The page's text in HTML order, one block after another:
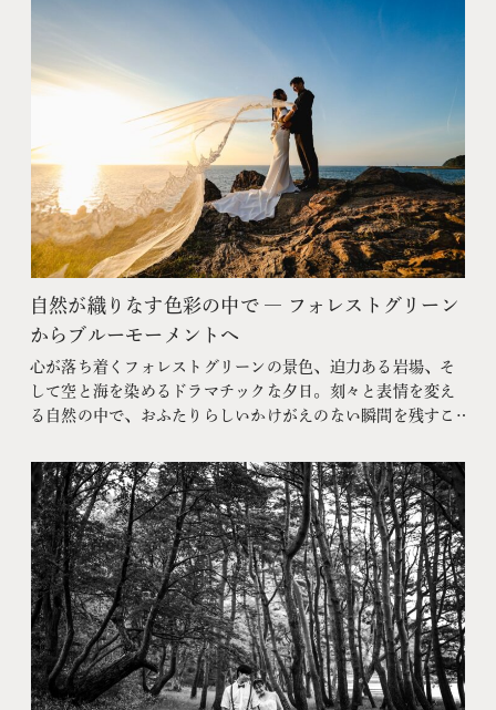
自然が織りなす色彩の中で ― フォレストグリーン
からブルーモーメントへ
心が落ち着くフォレストグリーンの景色、迫力ある岩場、そ
して空と海を染めるドラマチックな夕日。刻々と表情を変え
る自然の中で、おふたりらしいかけがえのない瞬間を残すこ
た海岸で、ロマンチックな一日の締めくくりを。すべての景
色が、おふたりの物語を美しく彩ってくれました。